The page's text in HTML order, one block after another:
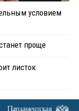
условием
проще
листок